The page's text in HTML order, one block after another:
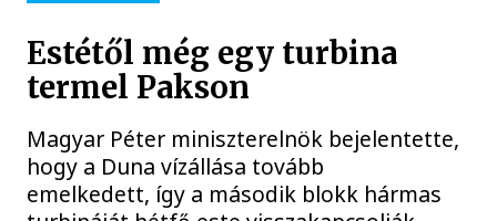
Estétől még egy turbina
termel Pakson
Magyar Péter miniszterelnök bejelentette,
hogy a Duna vízállása tovább
emelkedett, így a második blokk hármas